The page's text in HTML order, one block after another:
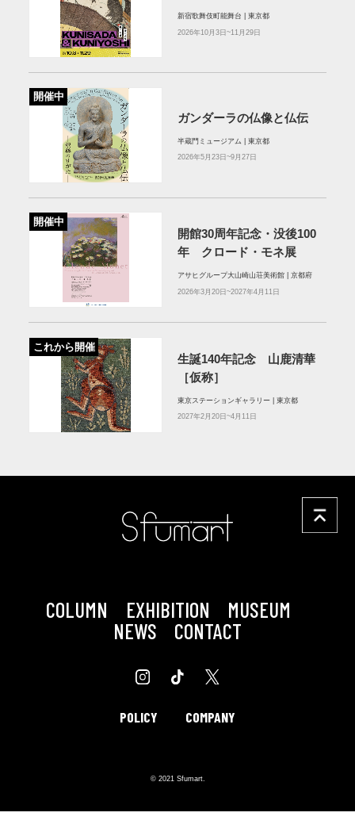
新宿歌舞伎町能舞台 | 東京都
2026年10月3日~11月29日
開催中
ガンダーラの仏像と仏伝
半蔵門ミュージアム | 東京都
2026年5月23日~9月27日
開催中
開館30周年記念・没後100
年 クロード・モネ展
アサヒグループ大山崎山荘美術館 | 京都府
2026年3月20日~2027年4月11日
これから開催
生誕140年記念 山鹿清華
［仮称］
東京ステーションギャラリー | 東京都
2027年2月20日~4月11日
COLUMN EXHIBITION
MUSEUM
NEWS
CONTACT
POLICY COMPANY
© 2021 Sfumart.